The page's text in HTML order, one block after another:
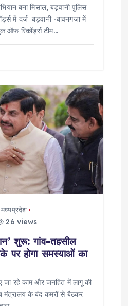
बना मिसाल, बड़वानी पुलिस
में दर्ज बड़वानी -बावनगजा में
ऑफ रिकॉर्ड्स टीम…
मध्यप्रदेश
26 views
शुरू: गांव-तहसील
पर होगा समस्याओं का
जा रहे काम और जनहित में लागू की
मंत्रालय के बंद कमरों से बैठकर